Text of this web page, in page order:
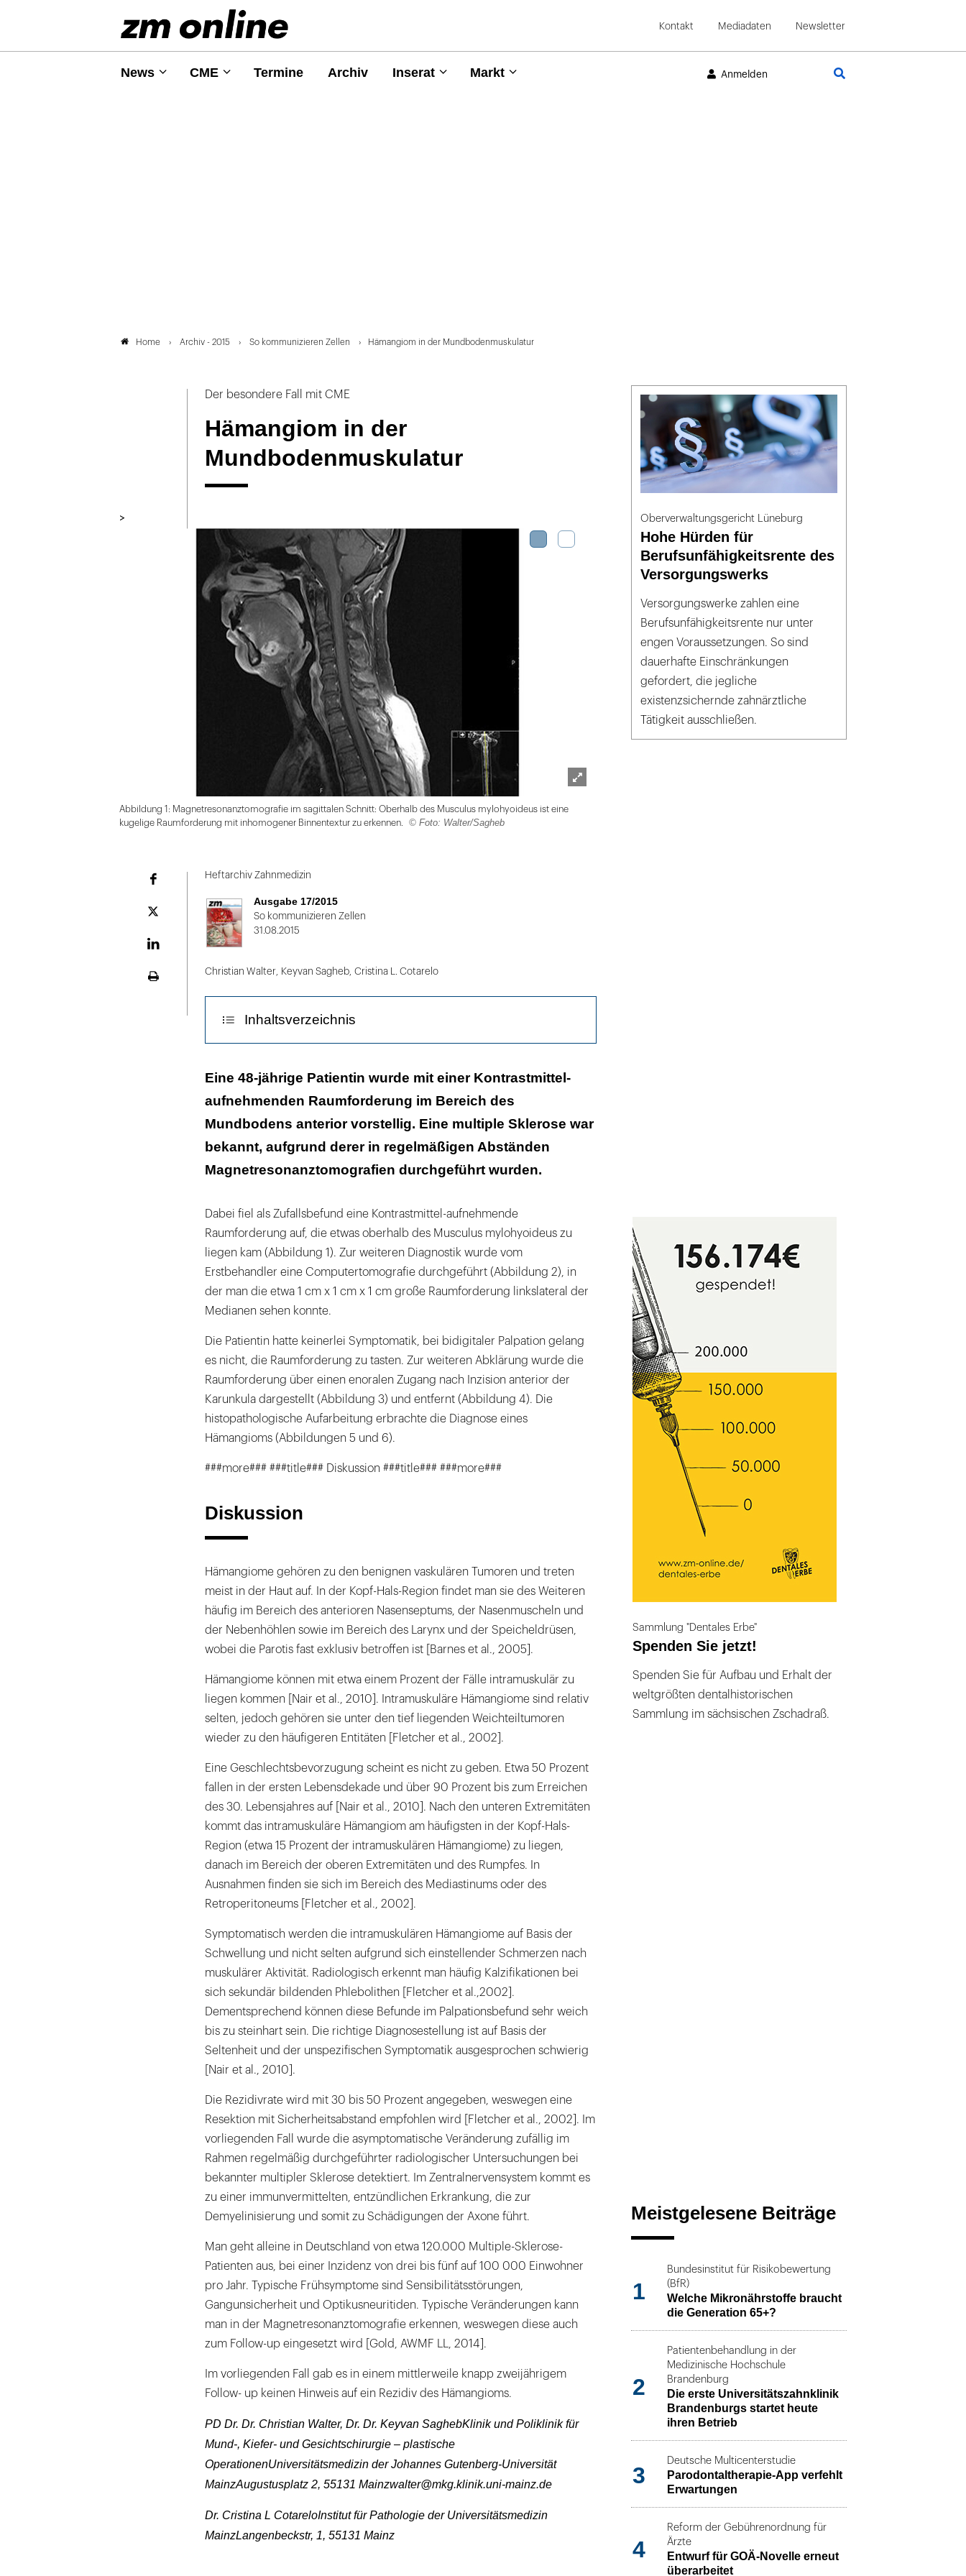
Kontakt Mediadaten Newsletter
News CME Termine Archiv Inserat Markt Anmelden
Home Archiv - 2015 So kommunizieren Zellen Hämangiom in der Mundbodenmuskulatur
Der besondere Fall mit CME
Hämangiom in der
Mundbodenmuskulatur
>
öffnen
Abbildung 1: Magnetresonanztomografie im sagittalen Schnitt: Oberhalb des Musculus mylohyoideus ist eine
kugelige Raumforderung mit inhomogener Binnentextur zu erkennen.
© Foto: Walter/Sagheb
Plattform
Heftarchiv Zahnmedizin
Ausgabe 17/2015
So kommunizieren Zellen
31.08.2015
Christian Walter, Keyvan Sagheb, Cristina L. Cotarelo
Inhaltsverzeichnis
Diskussion
Eine 48-jährige Patientin wurde mit einer Kontrastmittel-
aufnehmenden Raumforderung im Bereich des
Mundbodens anterior vorstellig. Eine multiple Sklerose war
bekannt, aufgrund derer in regelmäßigen Abständen
Magnetresonanztomografien durchgeführt wurden.
Dabei fiel als Zufallsbefund eine Kontrastmittel-aufnehmende
Raumforderung auf, die etwas oberhalb des Musculus mylohyoideus zu
liegen kam (Abbildung 1). Zur weiteren Diagnostik wurde vom
Erstbehandler eine Computertomografie durchgeführt (Abbildung 2), in
der man die etwa 1 cm x 1 cm x 1 cm große Raumforderung linkslateral der
Medianen sehen konnte.
Die Patientin hatte keinerlei Symptomatik, bei bidigitaler Palpation gelang
es nicht, die Raumforderung zu tasten. Zur weiteren Abklärung wurde die
Raumforderung über einen enoralen Zugang nach Inzision anterior der
Karunkula dargestellt (Abbildung 3) und entfernt (Abbildung 4). Die
histopathologische Aufarbeitung erbrachte die Diagnose eines
Hämangioms (Abbildungen 5 und 6).
###more### ###title### Diskussion ###title### ###more###
Diskussion
Hämangiome gehören zu den benignen vaskulären Tumoren und treten
meist in der Haut auf. In der Kopf-Hals-Region findet man sie des Weiteren
häufig im Bereich des anterioren Nasenseptums, der Nasenmuscheln und
der Nebenhöhlen sowie im Bereich des Larynx und der Speicheldrüsen,
wobei die Parotis fast exklusiv betroffen ist [Barnes et al., 2005].
Hämangiome können mit etwa einem Prozent der Fälle intramuskulär zu
liegen kommen [Nair et al., 2010]. Intramuskuläre Hämangiome sind relativ
selten, jedoch gehören sie unter den tief liegenden Weichteiltumoren
wieder zu den häufigeren Entitäten [Fletcher et al., 2002].
Eine Geschlechtsbevorzugung scheint es nicht zu geben. Etwa 50 Prozent
fallen in der ersten Lebensdekade und über 90 Prozent bis zum Erreichen
des 30. Lebensjahres auf [Nair et al., 2010]. Nach den unteren Extremitäten
kommt das intramuskuläre Hämangiom am häufigsten in der Kopf-Hals-
Region (etwa 15 Prozent der intramuskulären Hämangiome) zu liegen,
danach im Bereich der oberen Extremitäten und des Rumpfes. In
Ausnahmen finden sie sich im Bereich des Mediastinums oder des
Retroperitoneums [Fletcher et al., 2002].
Symptomatisch werden die intramuskulären Hämangiome auf Basis der
Schwellung und nicht selten aufgrund sich einstellender Schmerzen nach
muskulärer Aktivität. Radiologisch erkennt man häufig Kalzifikationen bei
sich sekundär bildenden Phlebolithen [Fletcher et al.,2002].
Dementsprechend können diese Befunde im Palpationsbefund sehr weich
bis zu steinhart sein. Die richtige Diagnosestellung ist auf Basis der
Seltenheit und der unspezifischen Symptomatik ausgesprochen schwierig
[Nair et al., 2010].
Die Rezidivrate wird mit 30 bis 50 Prozent angegeben, weswegen eine
Resektion mit Sicherheitsabstand empfohlen wird [Fletcher et al., 2002]. Im
vorliegenden Fall wurde die asymptomatische Veränderung zufällig im
Rahmen regelmäßig durchgeführter radiologischer Untersuchungen bei
bekannter multipler Sklerose detektiert. Im Zentralnervensystem kommt es
zu einer immunvermittelten, entzündlichen Erkrankung, die zur
Demyelinisierung und somit zu Schädigungen der Axone führt.
Man geht alleine in Deutschland von etwa 120.000 Multiple-Sklerose-
Patienten aus, bei einer Inzidenz von drei bis fünf auf 100 000 Einwohner
pro Jahr. Typische Frühsymptome sind Sensibilitätsstörungen,
Gangunsicherheit und Optikusneuritiden. Typische Veränderungen kann
man in der Magnetresonanztomografie erkennen, weswegen diese auch
zum Follow-up eingesetzt wird [Gold, AWMF LL, 2014].
Im vorliegenden Fall gab es in einem mittlerweile knapp zweijährigem
Follow- up keinen Hinweis auf ein Rezidiv des Hämangioms.
PD Dr. Dr. Christian Walter, Dr. Dr. Keyvan SaghebKlinik und Poliklinik für
Mund-, Kiefer- und Gesichtschirurgie – plastische
OperationenUniversitätsmedizin der Johannes Gutenberg-Universität
MainzAugustusplatz 2, 55131 Mainzwalter@mkg.klinik.uni-mainz.de
Dr. Cristina L CotareloInstitut für Pathologie der Universitätsmedizin
MainzLangenbeckstr, 1, 55131 Mainz
Oberverwaltungsgericht Lüneburg
Hohe Hürden für
Berufsunfähigkeitsrente des
Versorgungswerks
Versorgungswerke zahlen eine
Berufsunfähigkeitsrente nur unter
engen Voraussetzungen. So sind
dauerhafte Einschränkungen
gefordert, die jegliche
existenzsichernde zahnärztliche
Tätigkeit ausschließen.
Sammlung "Dentales Erbe"
Spenden Sie jetzt!
Spenden Sie für Aufbau und Erhalt der
weltgrößten dentalhistorischen
Sammlung im sächsischen Zschadraß.
Meistgelesene Beiträge
1
Bundesinstitut für Risikobewertung
(BfR)
Welche Mikronährstoffe braucht
die Generation 65+?
2
Patientenbehandlung in der
Medizinische Hochschule
Brandenburg
Die erste Universitätszahnklinik
Brandenburgs startet heute
ihren Betrieb
3
Deutsche Multicenterstudie
Parodontaltherapie-App verfehlt
Erwartungen
4
Reform der Gebührenordnung für
Ärzte
Entwurf für GOÄ-Novelle erneut
überarbeitet